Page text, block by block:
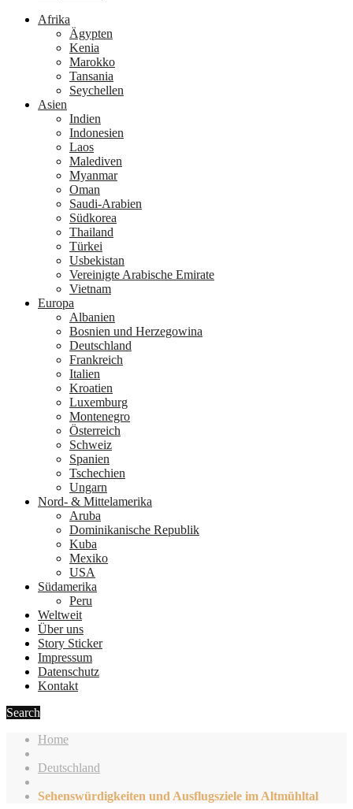
Afrika
Ägypten
Kenia
Marokko
Tansania
Seychellen
Asien
Indien
Indonesien
Laos
Malediven
Myanmar
Oman
Saudi-Arabien
Südkorea
Thailand
Türkei
Usbekistan
Vereinigte Arabische Emirate
Vietnam
Europa
Albanien
Bosnien und Herzegowina
Deutschland
Frankreich
Italien
Kroatien
Luxemburg
Montenegro
Österreich
Schweiz
Spanien
Tschechien
Ungarn
Nord- & Mittelamerika
Aruba
Dominikanische Republik
Kuba
Mexiko
USA
Südamerika
Peru
Weltweit
Über uns
Story Sticker
Impressum
Datenschutz
Kontakt
Search
Home
Deutschland
Sehenswürdigkeiten und Ausflugsziele im Altmühltal